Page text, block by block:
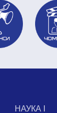
НАУКА І